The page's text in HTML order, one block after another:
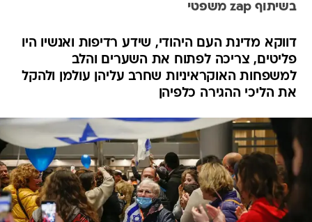
בשיתוף zap משפטי
דווקא מדינת העם היהודי, שידע רדיפות ואנשיו היו
פליטים, צריכה לפתוח את השערים והלב
למשפחות האוקראיניות שחרב עליהן עולמן ולהקל
את הליכי ההגירה כלפיהן